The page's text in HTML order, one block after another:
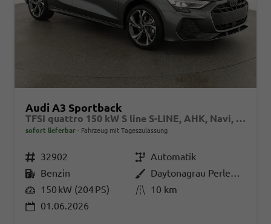
Audi A3 Sportback
TFSI quattro 150 kW S line S-LINE, AHK, Navi, el. Klappe, Sound, Winter, 18-Zoll, 3-J. Garantie
sofort lieferbar Fahrzeug mit Tageszulassung
Fahrzeugnr. 32902 GetriebeAutomatik
Kraftstoff Benzin Außenfarbe
Daytonagrau Perleffekt
Leistung 150 kW (204 PS) Kilometerstand 10 km
01.06.2026